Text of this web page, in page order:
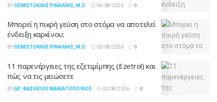
BYΘΕΜΙΣΤΟΚΛΉΣ ΡΙΝΆΛΛΗΣ, M.D. 04/08/2026 0
Μπορεί η πικρή γεύση στο στόμα να αποτελεί
ένδειξη καρκίνου;
BYΘΕΜΙΣΤΟΚΛΉΣ ΡΙΝΆΛΛΗΣ, M.D. 03/08/2026 0
11 παρενέργειες της εζετιμίμπης (Ezetrol) και
πώς να τις μειώσετε
BYΔΡ. ΒΑΣΊΛΕΙΟΣ ΜΑΝΙΑΤΌΠΟΥΛΟΣ 02/08/2026 0